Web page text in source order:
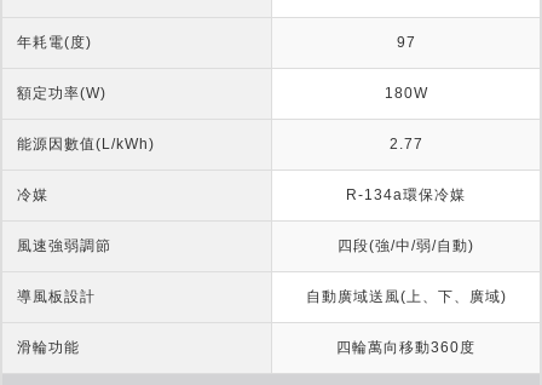
年耗電(度) 97
額定功率(W) 180W
能源因數值(L/kWh) 2.77
冷媒 R-134a環保冷媒
風速強弱調節 四段(強/中/弱/自動)
導風板設計 自動廣域送風(上、下、廣域)
滑輪功能 四輪萬向移動360度